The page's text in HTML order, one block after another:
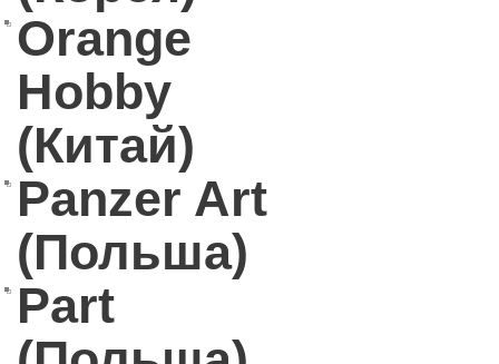
Orange
Hobby
(Китай)
Panzer Art
(Польша)
Part